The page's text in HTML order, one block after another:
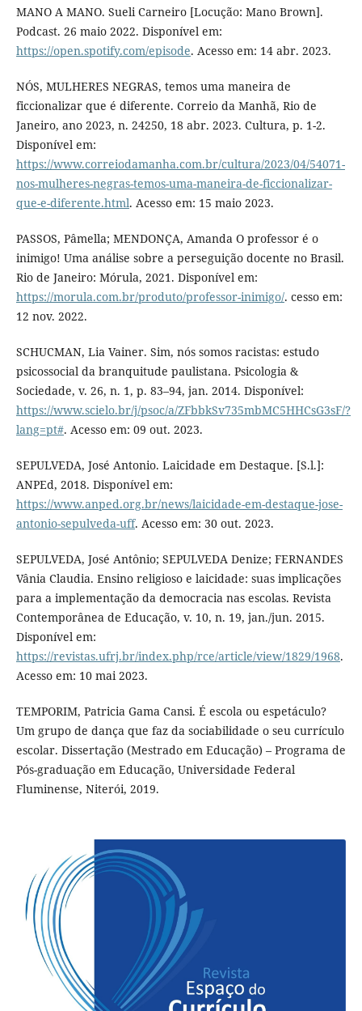
MANO A MANO. Sueli Carneiro [Locução: Mano Brown].
Podcast. 26 maio 2022. Disponível em:
https://open.spotify.com/episode. Acesso em: 14 abr. 2023.
NÓS, MULHERES NEGRAS, temos uma maneira de
ficcionalizar que é diferente. Correio da Manhã, Rio de
Janeiro, ano 2023, n. 24250, 18 abr. 2023. Cultura, p. 1-2.
Disponível em:
https://www.correiodamanha.com.br/cultura/2023/04/54071-
nos-mulheres-negras-temos-uma-maneira-de-ficcionalizar-
que-e-diferente.html. Acesso em: 15 maio 2023.
PASSOS, Pâmella; MENDONÇA, Amanda O professor é o
inimigo! Uma análise sobre a perseguição docente no Brasil.
Rio de Janeiro: Mórula, 2021. Disponível em:
https://morula.com.br/produto/professor-inimigo/. cesso em:
12 nov. 2022.
SCHUCMAN, Lia Vainer. Sim, nós somos racistas: estudo
psicossocial da branquitude paulistana. Psicologia &
Sociedade, v. 26, n. 1, p. 83–94, jan. 2014. Disponível:
https://www.scielo.br/j/psoc/a/ZFbbkSv735mbMC5HHCsG3sF/?
lang=pt#. Acesso em: 09 out. 2023.
SEPULVEDA, José Antonio. Laicidade em Destaque. [S.l.]:
ANPEd, 2018. Disponível em:
https://www.anped.org.br/news/laicidade-em-destaque-jose-
antonio-sepulveda-uff. Acesso em: 30 out. 2023.
SEPULVEDA, José Antônio; SEPULVEDA Denize; FERNANDES
Vânia Claudia. Ensino religioso e laicidade: suas implicações
para a implementação da democracia nas escolas. Revista
Contemporânea de Educação, v. 10, n. 19, jan./jun. 2015.
Disponível em:
https://revistas.ufrj.br/index.php/rce/article/view/1829/1968.
Acesso em: 10 mai 2023.
TEMPORIM, Patricia Gama Cansi. É escola ou espetáculo?
Um grupo de dança que faz da sociabilidade o seu currículo
escolar. Dissertação (Mestrado em Educação) – Programa de
Pós-graduação em Educação, Universidade Federal
Fluminense, Niterói, 2019.